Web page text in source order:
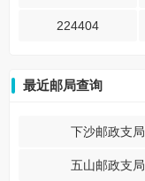
224404
最近邮局查询
下沙邮政支局
五山邮政支局